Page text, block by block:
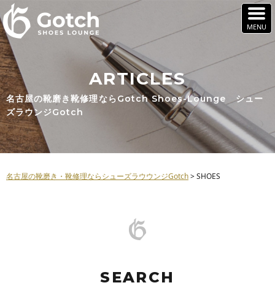
ARTICLES
名古屋の靴磨き靴修理ならGotch Shoes-Lounge シュー
ズラウンジGotch
名古屋の靴磨き・靴修理ならシューズラウウンジGotch>SHOES
SEARCH